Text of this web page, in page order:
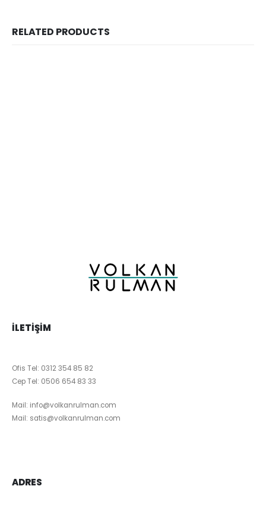
RELATED PRODUCTS
İLETIŞIM
Ofis Tel: 0312 354 85 82
Cep Tel: 0506 654 83 33
Mail: info@volkanrulman.com
Mail: satis@volkanrulman.com
ADRES